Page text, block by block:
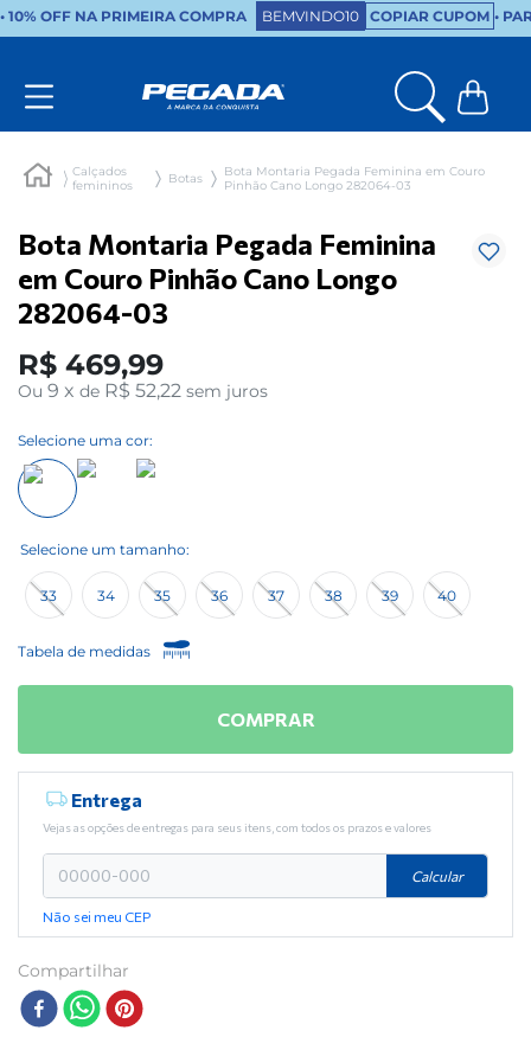
• 10% OFF NA PRIMEIRA COMPRA BEMVINDO10 COPIAR CUPOM •
Calçados
femininos
Botas
Bota Montaria Pegada Feminina em Couro
Pinhão Cano Longo 282064-03
Bota Montaria Pegada Feminina
em Couro Pinhão Cano Longo
282064-03
R$ 469,99
Ou 9 x de R$ 52,22 sem juros
Selecione uma cor:
33 34 35 36 37 38 39 40
Tabela de medidas
COMPRAR
Entrega
Vejas as opções de entregas para seus itens, com todos os prazos e valores
Calcular
Não sei meu CEP
Compartilhar